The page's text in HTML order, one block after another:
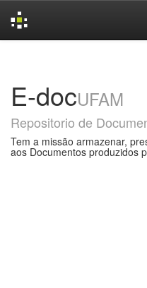
E-docUFAM
Repositorio de
Tem a missão armazenar,
aos Documentos produzidos